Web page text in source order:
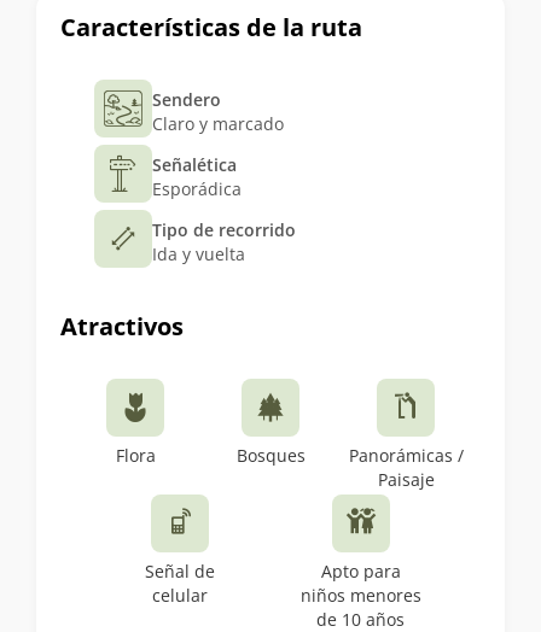
Características de la ruta
Sendero
Claro y marcado
Señalética
Esporádica
Tipo de recorrido
Ida y vuelta
Atractivos
Flora Bosques
Panorámicas /
Paisaje
Señal de
celular
Apto para
niños menores
de 10 años